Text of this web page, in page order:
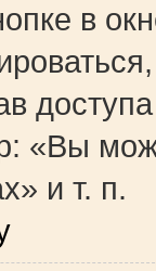
в
«Вы
и т. п.